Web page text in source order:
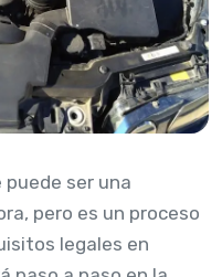
puede ser una
pero es un proceso
legales en